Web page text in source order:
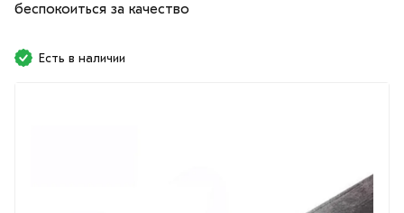
беспокоиться за качество
Есть в наличии